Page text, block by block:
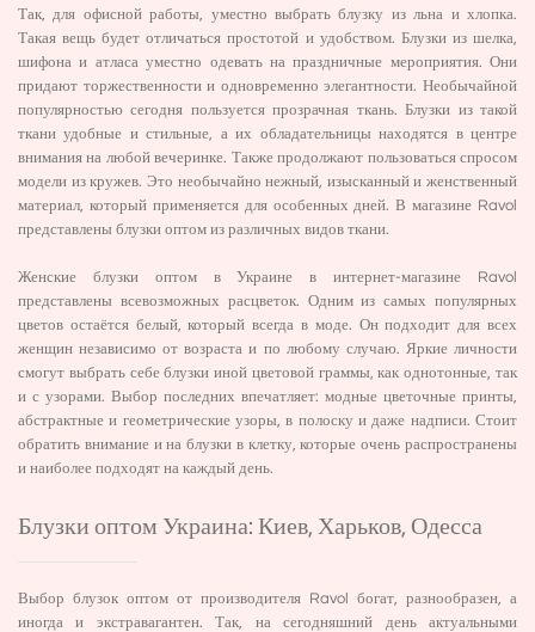
Так, для офисной работы, уместно выбрать блузку из льна и хлопка.
Такая вещь будет отличаться простотой и удобством. Блузки из шелка,
шифона и атласа уместно одевать на праздничные мероприятия. Они
придают торжественности и одновременно элегантности. Необычайной
популярностью сегодня пользуется прозрачная ткань. Блузки из такой
ткани удобные и стильные, а их обладательницы находятся в центре
внимания на любой вечеринке. Также продолжают пользоваться спросом
модели из кружев. Это необычайно нежный, изысканный и женственный
материал, который применяется для особенных дней. В магазине Ravol
представлены блузки оптом из различных видов ткани.
Женские блузки оптом в Украине в интернет-магазине Ravol
представлены всевозможных расцветок. Одним из самых популярных
цветов остаётся белый, который всегда в моде. Он подходит для всех
женщин независимо от возраста и по любому случаю. Яркие личности
смогут выбрать себе блузки иной цветовой граммы, как однотонные, так
и с узорами. Выбор последних впечатляет: модные цветочные принты,
абстрактные и геометрические узоры, в полоску и даже надписи. Стоит
обратить внимание и на блузки в клетку, которые очень распространены
и наиболее подходят на каждый день.
Блузки оптом Украина: Киев, Харьков, Одесса
Выбор блузок оптом от производителя Ravol богат, разнообразен, а
иногда и экстравагантен. Так, на сегодняшний день актуальными